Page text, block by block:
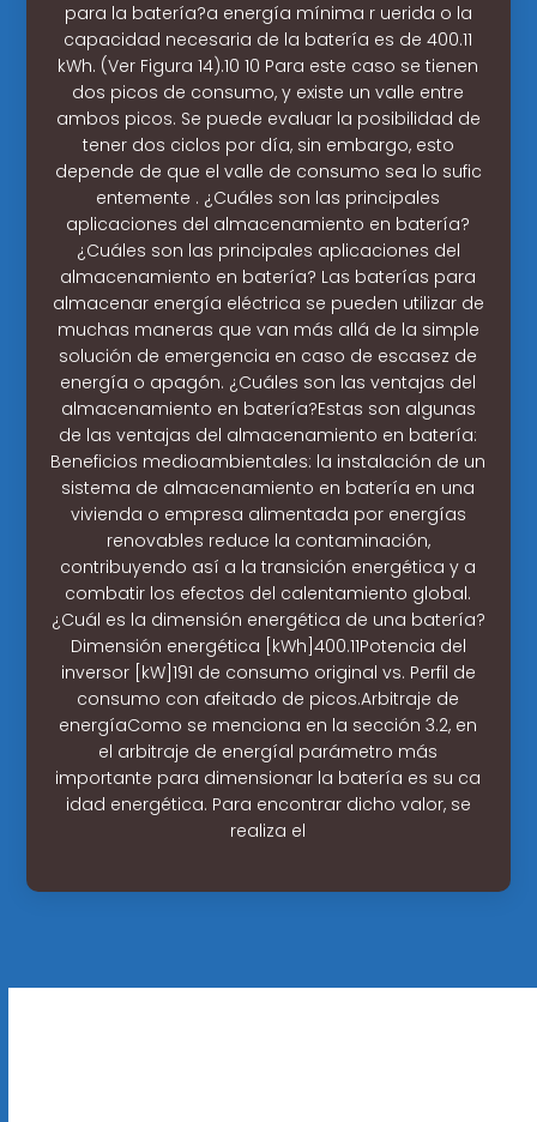
para la batería?a energía mínima r uerida o la
capacidad necesaria de la batería es de 400.11
kWh. (Ver Figura 14).10 10 Para este caso se tienen
dos picos de consumo, y existe un valle entre
ambos picos. Se puede evaluar la posibilidad de
tener dos ciclos por día, sin embargo, esto
depende de que el valle de consumo sea lo sufic
entemente . ¿Cuáles son las principales
aplicaciones del almacenamiento en batería?
¿Cuáles son las principales aplicaciones del
almacenamiento en batería? Las baterías para
almacenar energía eléctrica se pueden utilizar de
muchas maneras que van más allá de la simple
solución de emergencia en caso de escasez de
energía o apagón. ¿Cuáles son las ventajas del
almacenamiento en batería?Estas son algunas
de las ventajas del almacenamiento en batería:
Beneficios medioambientales: la instalación de un
sistema de almacenamiento en batería en una
vivienda o empresa alimentada por energías
renovables reduce la contaminación,
contribuyendo así a la transición energética y a
combatir los efectos del calentamiento global.
¿Cuál es la dimensión energética de una batería?
Dimensión energética [kWh]400.11Potencia del
inversor [kW]191 de consumo original vs. Perfil de
consumo con afeitado de picos.Arbitraje de
energíaComo se menciona en la sección 3.2, en
el arbitraje de energíal parámetro más
importante para dimensionar la batería es su ca
idad energética. Para encontrar dicho valor, se
realiza el